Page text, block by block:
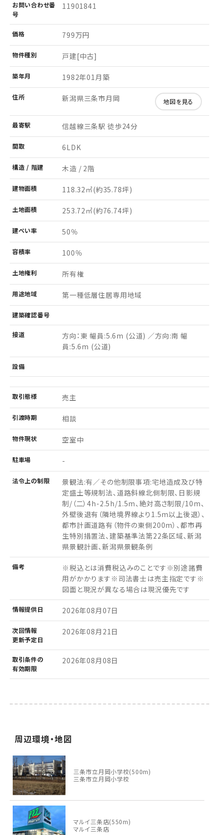
お問い合わせ番
号
11901841
価格 799万円
物件種別 戸建[中古]
築年月 1982年01月築
住所 新潟県三条市月岡 地図を見る
最寄駅 信越線三条駅 徒歩24分
間取 6LDK
構造 / 階建 木造 / 2階
建物面積 118.32㎡(約35.78坪)
土地面積 253.72㎡(約76.74坪)
建ぺい率 50％
容積率 100％
土地権利 所有権
用途地域 第一種低層住居専用地域
建築確認番号
接道
方向：東 幅員:5.6m (公道) ／方向:南 幅
員:5.6m (公道)
設備
取引態様 売主
引渡時期 相談
物件現状 空室中
駐車場 -
法令上の制限
景観法:有／その他制限事項:宅地造成及び特
定盛土等規制法、道路斜線北側制限、日影規
制/（二）4h-2.5h/1.5m、絶対高さ制限/10m、
外壁後退有（隣地境界線より1.5m以上後退）、
都市計画道路有（物件の東側200m）、都市再
生特別措置法、建築基準法第22条区域、新潟
県景観計画、新潟県景観条例
備考
※税込とは消費税込みのことです※別途諸費
用がかかります※司法書士は売主指定です※
図面と現況が異なる場合は現況優先です
情報提供日 2026年08月07日
次回情報
更新予定日
2026年08月21日
取引条件の
有効期限
2026年08月08日
周辺環境・地図
三条市立月岡小学校(500m)
三条市立月岡小学校
マルイ三条店(550m)
マルイ三条店